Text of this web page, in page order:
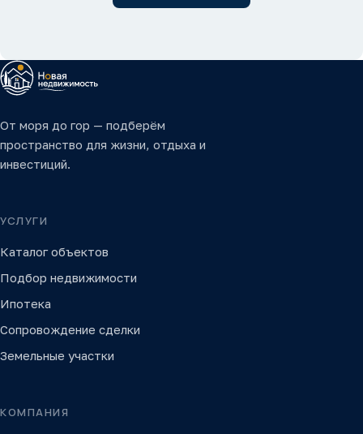
От моря до гор — подберём
пространство для жизни, отдыха и
инвестиций.
УСЛУГИ
Каталог объектов
Подбор недвижимости
Ипотека
Сопровождение сделки
Земельные участки
КОМПАНИЯ